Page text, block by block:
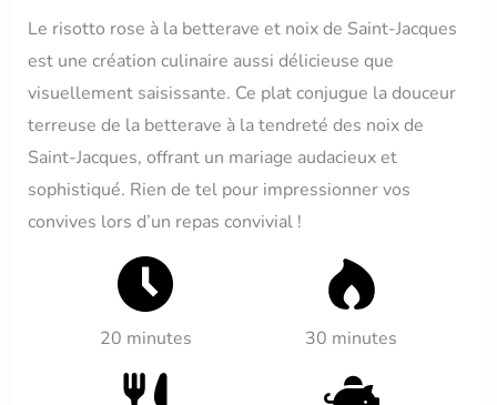
Le risotto rose à la betterave et noix de Saint-Jacques
est une création culinaire aussi délicieuse que
visuellement saisissante. Ce plat conjugue la douceur
terreuse de la betterave à la tendreté des noix de
Saint-Jacques, offrant un mariage audacieux et
sophistiqué. Rien de tel pour impressionner vos
convives lors d’un repas convivial !
20 minutes 30 minutes